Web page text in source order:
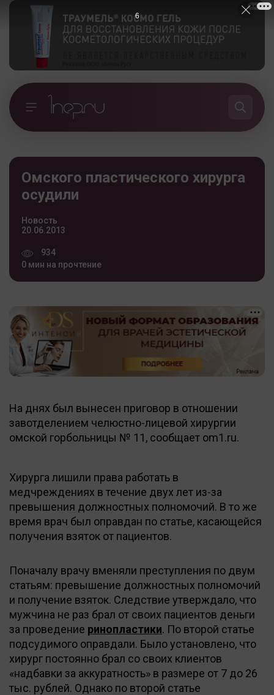
Омского пластического хирурга
осудили
Новость
20.06.2013
934
0 мин на прочтение
На днях был вынесен приговор в отношении
завотделением челюстно-лицевой хирургии
омской горбольницы № 11, сообщает om1.ru.
Хирурга лишили права работать в
медчреждениях в течение двух лет из-за
превышения должностных полномочий. В то же
время врач был оправдан по статье, касающейся
получения взяток от пациентов.
Поначалу врачу вменяли преступления по двум
статьям: превышение должностных полномочий
и получение взяток. Следствие утверждало, что
мужчина не раз брал от своих пациентов деньги
за проведение ринопластики. По второй статье
подсудимого оправдали. Было установлено, что
хирург постоянно брал со своих клиентов
«надбавки за аккуратность» в размере от 7 до 26
тыс. рублей. Однако по второй статье
5